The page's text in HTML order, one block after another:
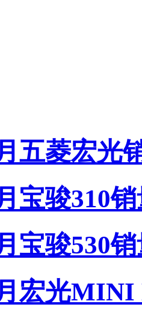
五菱宏光
宝骏310
宝骏530
宏光